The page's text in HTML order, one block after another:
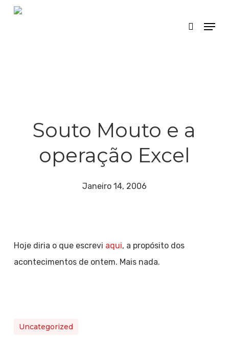
Skip
search
Menu
Souto Mouto e a
operação Excel
Janeiro 14, 2006
Hoje diria o que escrevi aqui, a propósito dos
acontecimentos de ontem. Mais nada.
Uncategorized